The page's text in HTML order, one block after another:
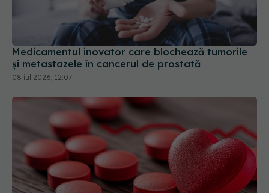
Medicamentul inovator care blochează tumorile
și metastazele în cancerul de prostată
08 iul 2026, 12:07